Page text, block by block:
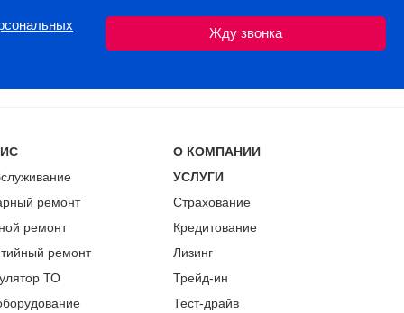
ремонт
ремонт
ремонт
ТО
О КОМПАНИИ
УСЛУГИ
Страхование
Кредитование
Лизинг
Трейд-ин
Тест-драйв